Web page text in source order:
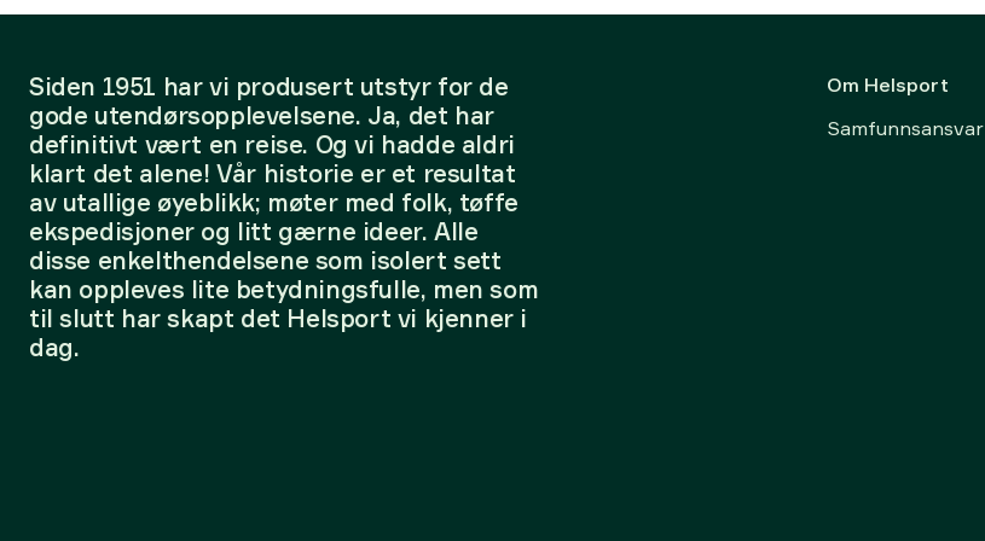
Siden 1951 har vi produsert utstyr for de
gode utendørsopplevelsene. Ja, det har
definitivt vært en reise. Og vi hadde aldri
klart det alene! Vår historie er et resultat
av utallige øyeblikk; møter med folk, tøffe
ekspedisjoner og litt gærne ideer. Alle
disse enkelthendelsene som isolert sett
kan oppleves lite betydningsfulle, men som
til slutt har skapt det Helsport vi kjenner i
dag.
Om Helsport
Samfunnsansvar